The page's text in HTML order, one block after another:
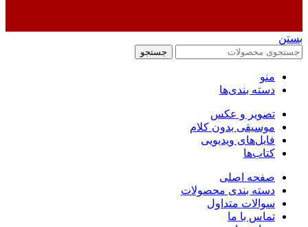
بستن
جستجو
منو
دسته بندی‌ها
تصویر و عکس
موسیقی بدون کلام
فایل‌های ویدیویی
کتاب‌ها
صفحه اصلی
دسته بندی محصولات
سوالات متداول
تماس با ما